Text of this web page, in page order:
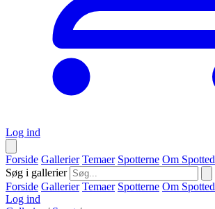
Log ind
Forside Gallerier Temaer Spotterne Om Spotted
Søg i gallerier
Forside Gallerier Temaer Spotterne Om Spotted
Log ind